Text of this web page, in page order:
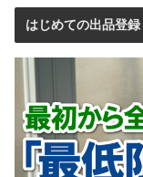
はじめての出品登録